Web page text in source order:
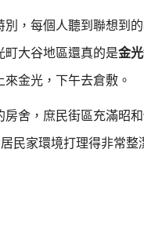
別，每個人聽到聯想到
町大谷地區還真的是金
金光，下午去倉敷。
房舍，庶民街區充滿昭
民家環境打理得非常